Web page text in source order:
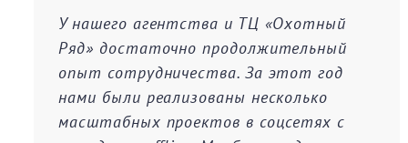
У нашего агентства и ТЦ «Охотный
Ряд» достаточно продолжительный
опыт сотрудничества. За этот год
нами были реализованы несколько
масштабных проектов в соцсетях с